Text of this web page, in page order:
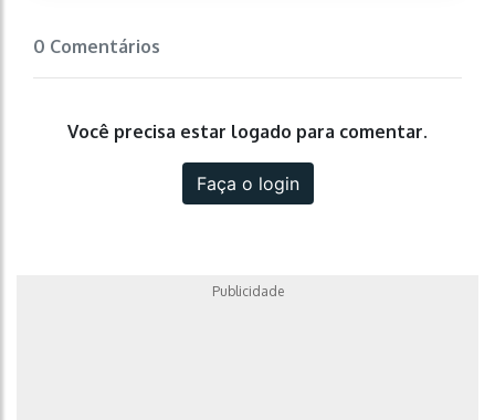
0 Comentários
Você precisa estar logado para comentar.
Faça o login
Publicidade